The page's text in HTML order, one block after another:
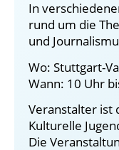
In
rund um die
und
Wo: Stuttgart-
Wann: 10 Uhr
Veranstalter ist
Kulturelle
Die